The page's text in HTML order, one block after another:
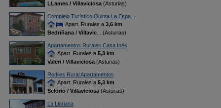
LLames / Villaviciosa(Asturias)
Complejo Turístico Quinta La Espa...
Apart. Rurales a 3,6 km
Bedriñana / Villavic... (Asturias)
Apartamentos Rurales Casa Inés
Apart. Rurales a 5,3 km
Valeri / Villaviciosa(Asturias)
Rodiles Rural Apartamentos
Apart. Rurales a 5,3 km
Selorio / Villaviciosa(Asturias)
La Lloriana